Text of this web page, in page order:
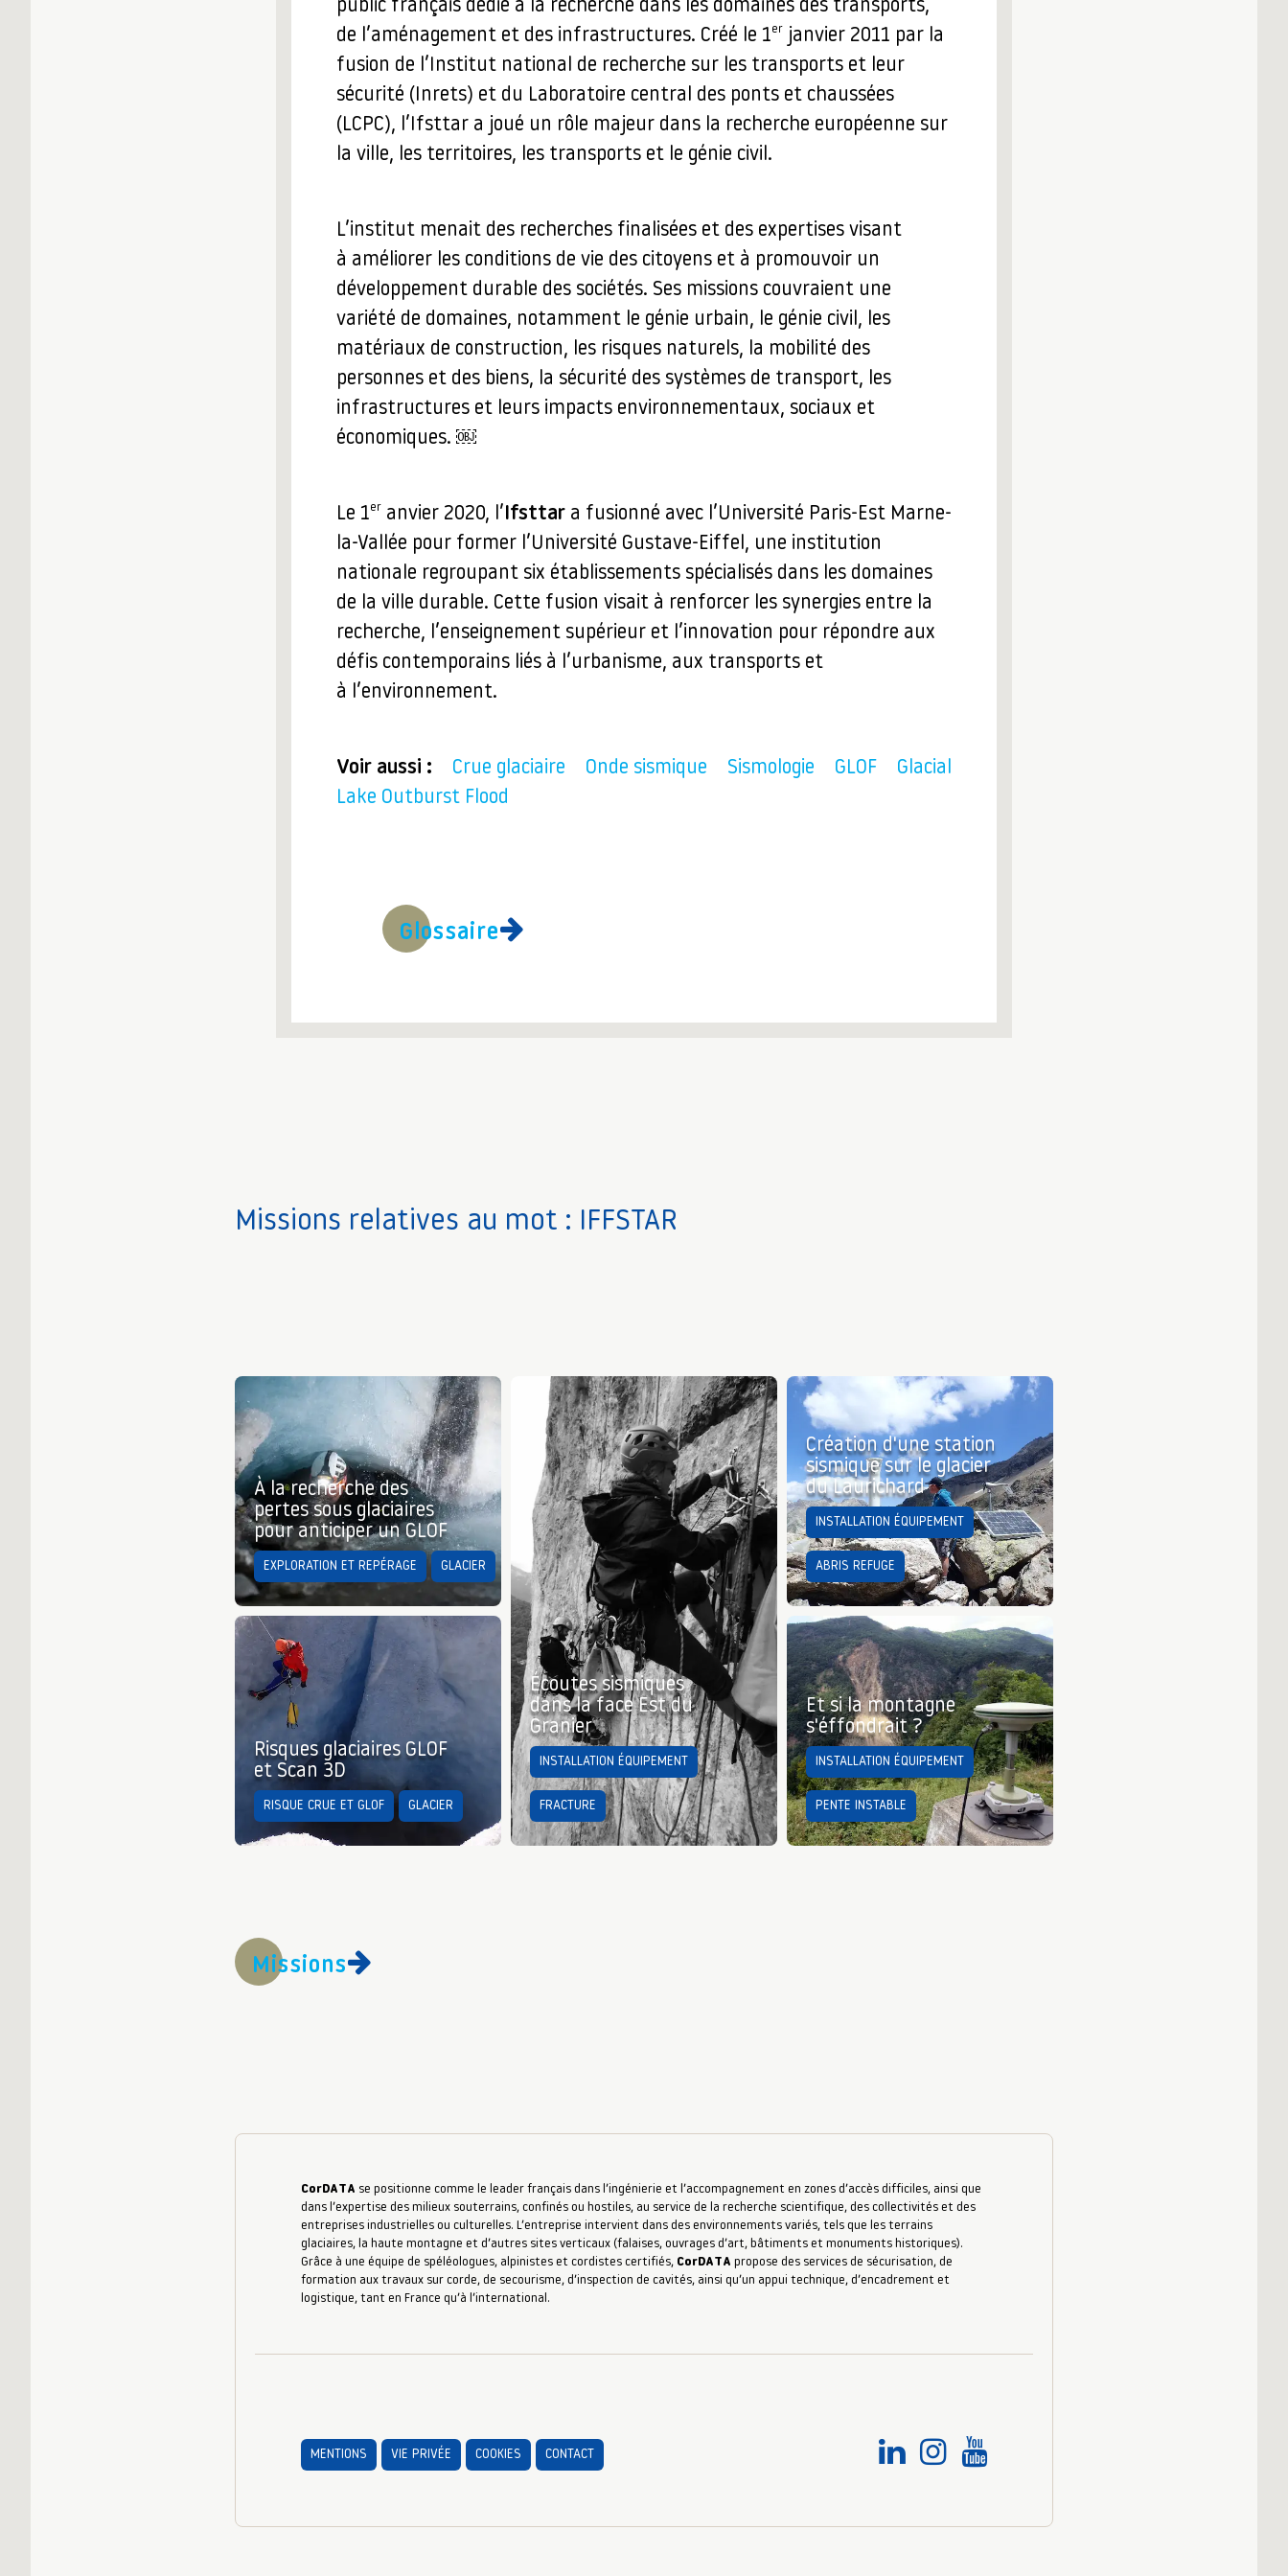
public français dédié à la recherche dans les domaines des transports,
de l’aménagement et des infrastructures. Créé le 1er
janvier 2011 par la
fusion de l’Institut national de recherche sur les transports et leur
sécurité (Inrets) et du Laboratoire central des ponts et chaussées
(LCPC), l’Ifsttar a joué un rôle majeur dans la recherche européenne sur
la ville, les territoires, les transports et le génie civil.
L’institut menait des recherches finalisées et des expertises visant
à améliorer les conditions de vie des citoyens et à promouvoir un
développement durable des sociétés. Ses missions couvraient une
variété de domaines, notamment le génie urbain, le génie civil, les
matériaux de construction, les risques naturels, la mobilité des
personnes et des biens, la sécurité des systèmes de transport, les
infrastructures et leurs impacts environnementaux, sociaux et
économiques. ￼
Le 1er anvier 2020, l’Ifsttara fusionné avec l’Université Paris-Est Marne-
la-Vallée pour former l’Université Gustave-Eiffel, une institution
nationale regroupant six établissements spécialisés dans les domaines
de la ville durable. Cette fusion visait à renforcer les synergies entre la
recherche, l’enseignement supérieur et l’innovation pour répondre aux
défis contemporains liés à l’urbanisme, aux transports et
à l’environnement.
Voir aussi : Crue glaciaire Onde sismique Sismologie GLOF
Glacial
Lake Outburst Flood
Glossaire
Missions relatives au mot : IFFSTAR
À la recherche des
pertes sous glaciaires
pour anticiper un GLOF
EXPLORATION ET REPÉRAGE GLACIER
Écoutes sismiques
dans la face Est du
Granier
INSTALLATION ÉQUIPEMENT
FRACTURE
Création d'une station
sismique sur le glacier
du Laurichard
INSTALLATION ÉQUIPEMENT
ABRIS REFUGE
Risques glaciaires GLOF
et Scan 3D
RISQUE CRUE ET GLOF GLACIER
Et si la montagne
s'éffondrait ?
INSTALLATION ÉQUIPEMENT
PENTE INSTABLE
Missions
CorDATA se positionne comme le leader français dans l’ingénierie et l’accompagnement en zones d’accès difficiles, ainsi que
dans l’expertise des milieux souterrains, confinés ou hostiles, au service de la recherche scientifique, des collectivités et des
entreprises industrielles ou culturelles. L’entreprise intervient dans des environnements variés, tels que les terrains
glaciaires, la haute montagne et d’autres sites verticaux (falaises, ouvrages d’art, bâtiments et monuments historiques).
Grâce à une équipe de spéléologues, alpinistes et cordistes certifiés, CorDATA propose des services de sécurisation, de
formation aux travaux sur corde, de secourisme, d’inspection de cavités, ainsi qu’un appui technique, d’encadrement et
logistique, tant en France qu’à l’international.
MENTIONS VIE PRIVÉE COOKIES CONTACT